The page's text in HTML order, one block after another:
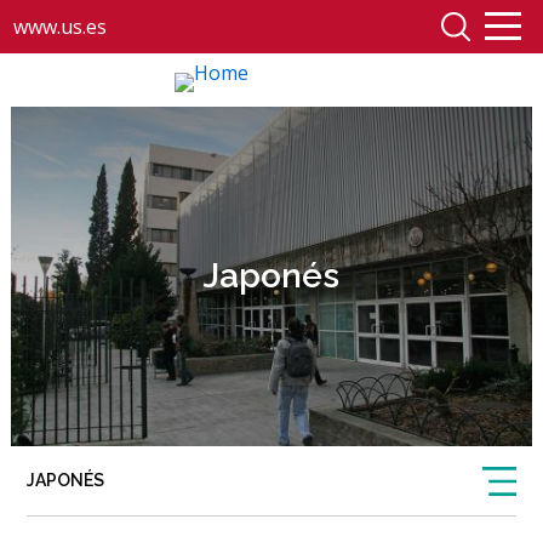
www.us.es
Japonés
JAPONÉS